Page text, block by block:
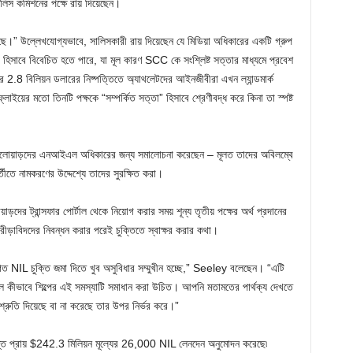
কমিশনের পক্ষে রায় দিয়েছেন।
উল্লেখযোগ্যভাবে, সালিসকারী রায় দিয়েছেন যে মিডিয়া অধিকারের একটি গ্রুপ
বিবেচিত হতে পারে, যা মূল কারণ SCC কে সংশ্লিষ্ট সত্তার মাধ্যমে প্রবেশ
বিলিয়ন ডলারের নিষ্পত্তিতে অ্যাথলেটদের আইনজীবীরা এখন ল্যান্ডমার্ক
মতো তিনটি পক্ষকে “সম্পর্কিত সত্তা” হিসাবে শ্রেণীবদ্ধ করে কিনা তা স্পষ্ট
এনআইএল অধিকারের জন্য সমালোচনা করেছেন – মূলত তাদের অবিলম্বে
নামকরণের উদ্দেশ্যে তাদের সুরক্ষিত করা।
ট্রান্সফার পোর্টাল থেকে নিয়োগ করার সময় শূন্য তৃতীয় পক্ষের অর্থ প্রদানের
নিবন্ধন করার পরেই চুক্তিতে স্বাক্ষর করার কথা।
NIL চুক্তি জমা দিতে খুব অসুবিধার সম্মুখীন হচ্ছে,” Seeley বলেছেন। “এটি
শিল্পের এই সমস্যাটি সমাধান করা উচিত। আপনি মতামতের পার্থক্য দেখতে
দিয়েছে বা না করেছে তার উপর নির্ভর করে।”
প্রায় $242.3 মিলিয়ন মূল্যের 26,000 NIL লেনদেন অনুমোদন করেছে৷